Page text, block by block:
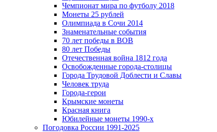
Чемпионат мира по футболу 2018
Монеты 25 рублей
Олимпиада в Сочи 2014
Знаменательные события
70 лет победы в ВОВ
80 лет Победы
Отечественная война 1812 года
Освобожденные города-столицы
Города Трудовой Доблести и Славы
Человек труда
Города-герои
Крымские монеты
Красная книга
Юбилейные монеты 1990-х
Погодовка России 1991-2025